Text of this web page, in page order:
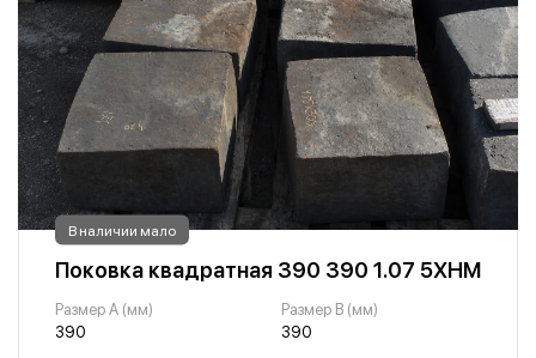
В наличии мало
Поковка квадратная 390 390 1.07 5ХНМ
Размер A (мм)
390
Размер B (мм)
390